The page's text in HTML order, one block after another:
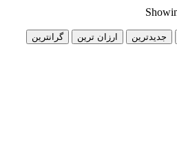
ارزان ترین گرانترین